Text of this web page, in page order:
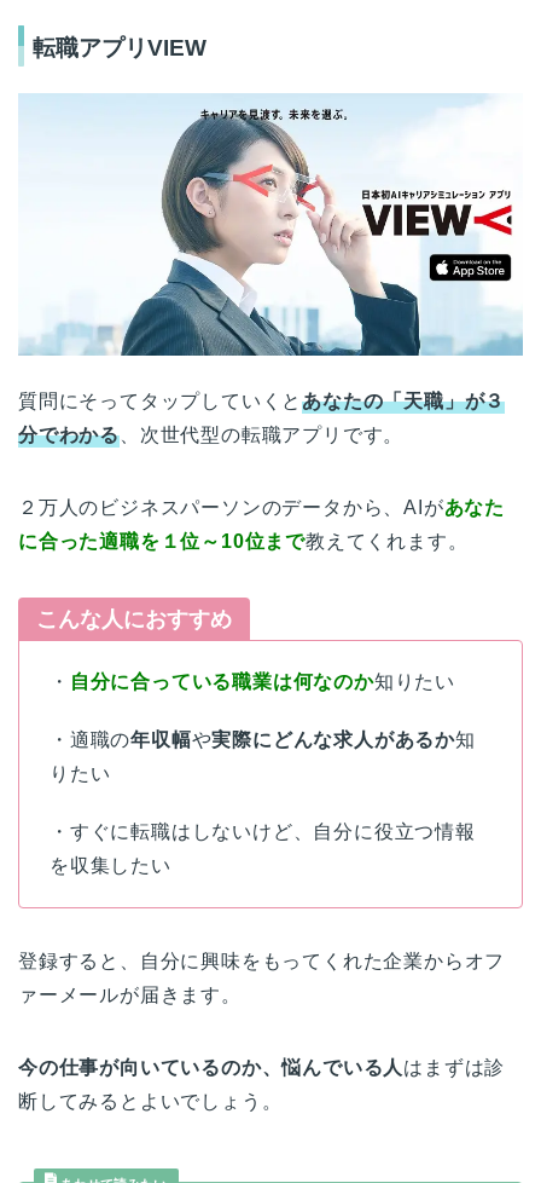
転職アプリVIEW
質問にそってタップしていくとあなたの「天職」が３
分でわかる 、次世代型の転職アプリです。
２万人のビジネスパーソンのデータから、AIがあなた
に合った適職を１位～10位まで教えてくれます。
こんな人におすすめ
・ 自分に合っている職業は何なのか知りたい
・適職の年収幅や実際にどんな求人があるか知
りたい
・すぐに転職はしないけど、自分に役立つ情報
を収集したい
登録すると、自分に興味をもってくれた企業からオフ
ァーメールが届きます。
今の仕事が向いているのか、悩んでいる人 はまずは診
断してみるとよいでしょう。